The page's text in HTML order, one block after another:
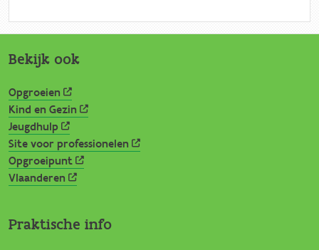
Bekijk ook
Opgroeien
Kind en Gezin
Jeugdhulp
Site voor professionelen
Opgroeipunt
Vlaanderen
Praktische info